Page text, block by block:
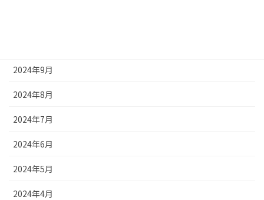
2024年9月
2024年8月
2024年7月
2024年6月
2024年5月
2024年4月